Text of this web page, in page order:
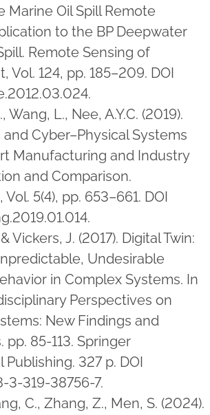
Marine Oil Spill Remote
to the BP Deepwater
Remote Sensing of
Vol. 124, pp. 185–209. DOI
Wang, L., Nee, A.Y.C. (2019).
and Cyber–Physical Systems
Manufacturing and Industry
and Comparison.
5(4), pp. 653–661. DOI
Vickers, J. (2017). Digital Twin:
Undesirable
in Complex Systems. In
Perspectives on
New Findings and
pp. 85-113. Springer
327 p. DOI
3-319-38756-7.
C., Zhang, Z., Men, S. (2024).